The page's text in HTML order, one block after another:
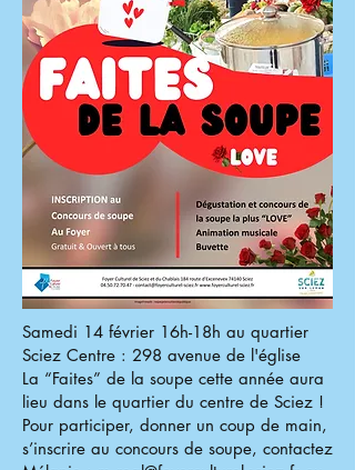
Samedi 14 février 16h-18h au quartier
Sciez Centre : 298 avenue de l'église
La “Faites” de la soupe cette année aura
lieu dans le quartier du centre de Sciez !
Pour participer, donner un coup de main,
s’inscrire au concours de soupe, contactez